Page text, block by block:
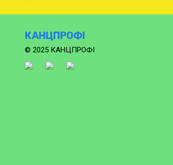
КАНЦПРОФІ
© 2025 КАНЦПРОФІ